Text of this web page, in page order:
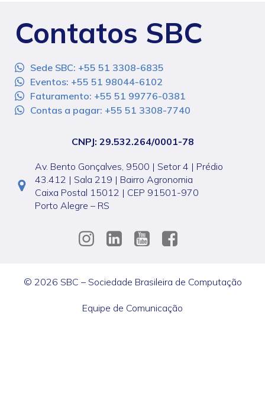
Contatos SBC
Sede SBC: +55 51 3308-6835
Eventos: +55 51 98044-6102
Faturamento: +55 51 99776-0381
Contas a pagar: +55 51 3308-7740
CNPJ: 29.532.264/0001-78
Av. Bento Gonçalves, 9500 | Setor 4 | Prédio
43.412 | Sala 219 | Bairro Agronomia
Caixa Postal 15012 | CEP 91501-970
Porto Alegre – RS
© 2026 SBC – Sociedade Brasileira de Computação
Equipe de Comunicação